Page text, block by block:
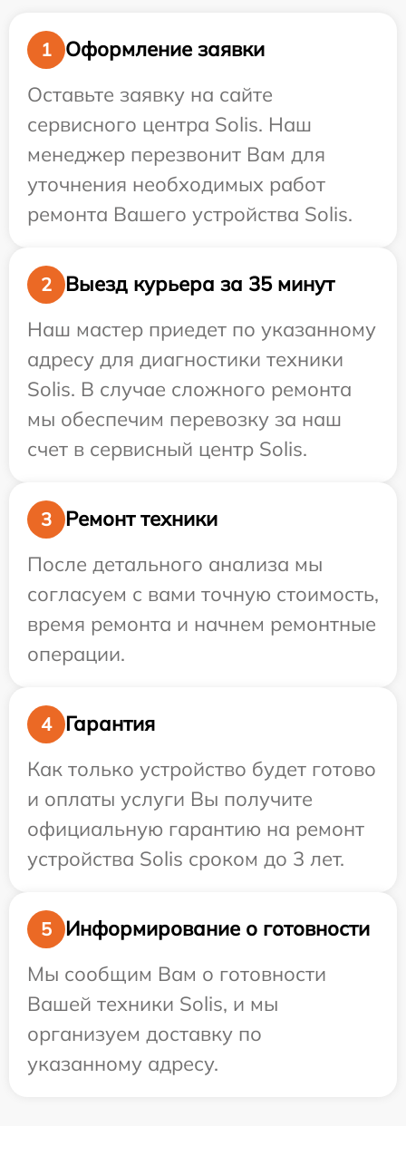
1
Оформление заявки
Оставьте заявку на сайте
сервисного центра Solis. Наш
менеджер перезвонит Вам для
уточнения необходимых работ
ремонта Вашего устройства Solis.
2
Выезд курьера за 35 минут
Наш мастер приедет по указанному
адресу для диагностики техники
Solis. В случае сложного ремонта
мы обеспечим перевозку за наш
счет в сервисный центр Solis.
3
Ремонт техники
После детального анализа мы
согласуем с вами точную стоимость,
время ремонта и начнем ремонтные
операции.
4
Гарантия
Как только устройство будет готово
и оплаты услуги Вы получите
официальную гарантию на ремонт
устройства Solis сроком до 3 лет.
5
Информирование о готовности
Мы сообщим Вам о готовности
Вашей техники Solis, и мы
организуем доставку по
указанному адресу.